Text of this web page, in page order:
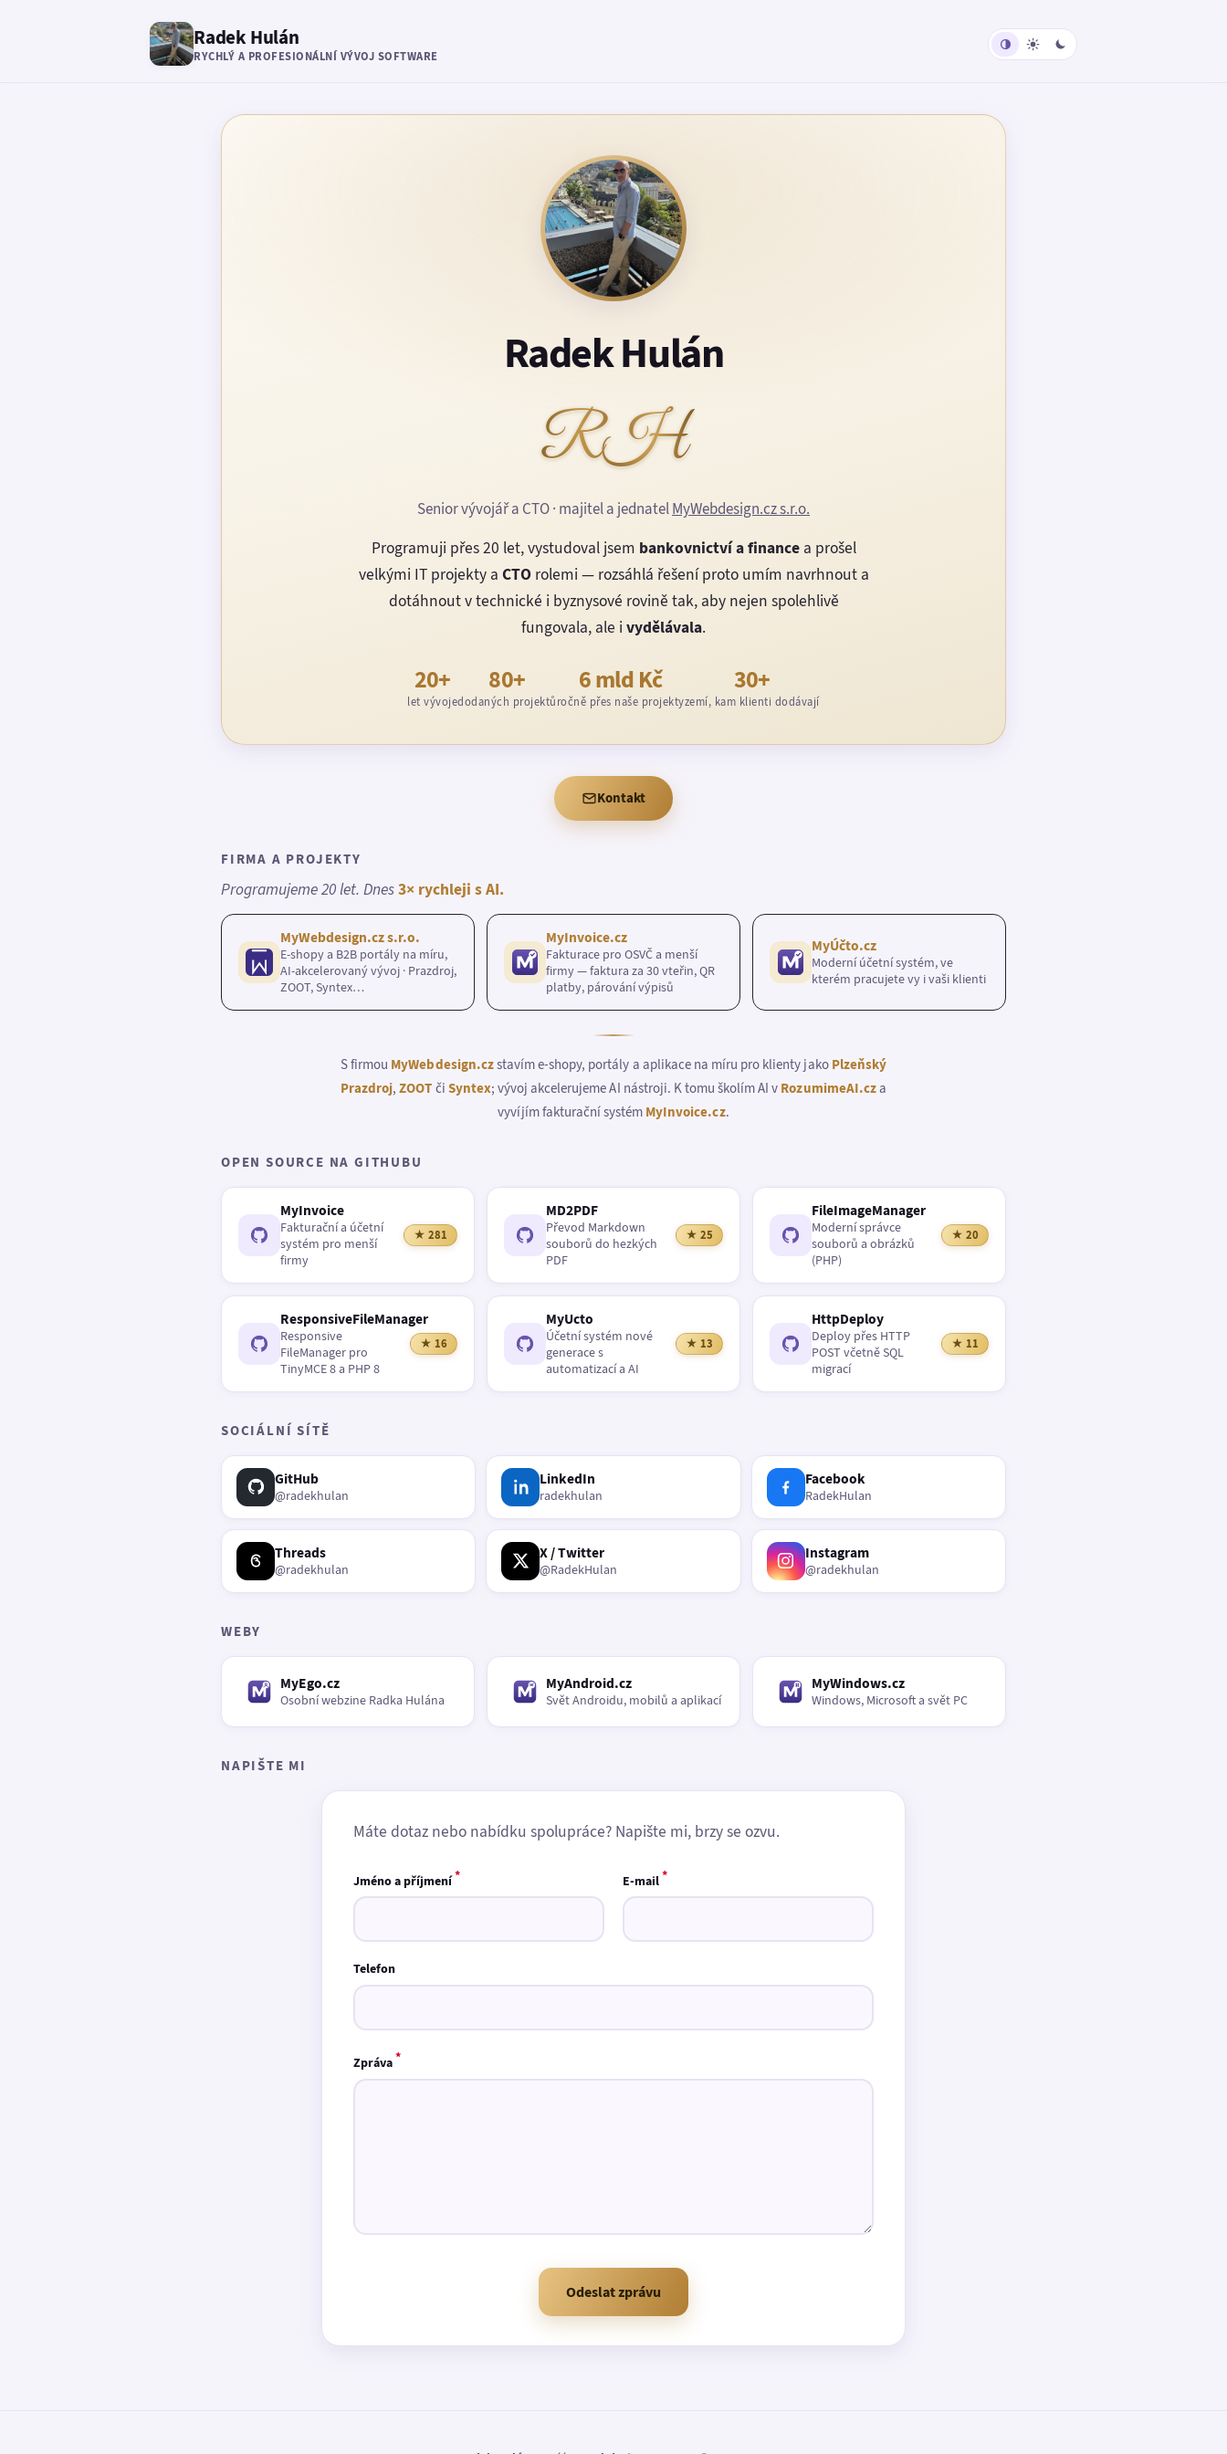
Radek Hulán
RYCHLÝ A PROFESIONÁLNÍ VÝVOJ SOFTWARE
Radek Hulán
RH
Senior vývojář a CTO · majitel a jednatelMyWebdesign.cz s.r.o.
Programuji přes 20 let, vystudoval jsem bankovnictví a financea prošel
velkými IT projekty a CTOrolemi — rozsáhlá řešení proto umím navrhnout a
dotáhnout v technické i byznysové rovině tak, aby nejen spolehlivě
fungovala, ale i vydělávala.
20+
let vývoje
80+
dodaných projektů
6 mld Kč
ročně přes naše projekty
30+
zemí, kam klienti dodávají
Kontakt
FIRMA A PROJEKTY
Programujeme 20 let. Dnes3× rychleji s AI.
MyWebdesign.cz s.r.o.
E-shopy a B2B portály na míru,
AI-akcelerovaný vývoj · Prazdroj,
ZOOT, Syntex…
MyInvoice.cz
Fakturace pro OSVČ a menší
firmy — faktura za 30 vteřin, QR
platby, párování výpisů
MyÚčto.cz
Moderní účetní systém, ve
kterém pracujete vy i vaši klienti
S firmou MyWebdesign.czstavím e-shopy, portály a aplikace na míru pro klienty jako Plzeňský
Prazdroj,ZOOT či Syntex; vývoj akcelerujeme AI nástroji. K tomu školím AI v RozumimeAI.cza
vyvíjím fakturační systém MyInvoice.cz.
OPEN SOURCE NA GITHUBU
MyInvoice
Fakturační a účetní
systém pro menší
firmy
★ 281
MD2PDF
Převod Markdown
souborů do hezkých
PDF
★ 25
FileImageManager
Moderní správce
souborů a obrázků
(PHP)
★ 20
ResponsiveFileManager
Responsive
FileManager pro
TinyMCE 8 a PHP 8
★ 16
MyUcto
Účetní systém nové
generace s
automatizací a AI
★ 13
HttpDeploy
Deploy přes HTTP
POST včetně SQL
migrací
★ 11
SOCIÁLNÍ SÍTĚ
GitHub
@radekhulan
LinkedIn
radekhulan
Facebook
RadekHulan
Threads
@radekhulan
X / Twitter
@RadekHulan
Instagram
@radekhulan
WEBY
MyEgo.cz
Osobní webzine Radka Hulána
MyAndroid.cz
Svět Androidu, mobilů a aplikací
MyWindows.cz
Windows, Microsoft a svět PC
NAPIŠTE MI
Máte dotaz nebo nabídku spolupráce? Napište mi, brzy se ozvu.
Jméno a příjmení* E-mail*
Telefon
Zpráva*
Odeslat zprávu